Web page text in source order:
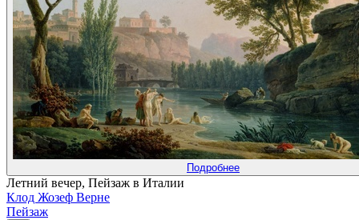
Подробнее
Летний вечер, Пейзаж в Италии
Клод Жозеф Верне
Пейзаж